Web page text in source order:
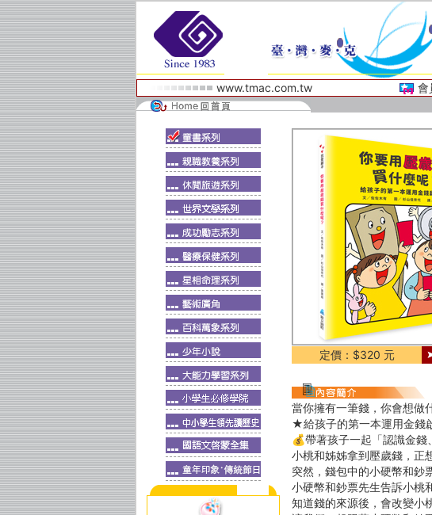
www.tmac.com.tw 會
定價：$320 元
當你擁有一筆錢，你會想做
★給孩子的第一本運用金錢
💰帶著孩子一起「認識金
小桃和姊姊拿到壓歲錢，正
突然，錢包中的小硬幣和鈔
小硬幣和鈔票先生告訴小桃
知道錢的來源後，會改變小